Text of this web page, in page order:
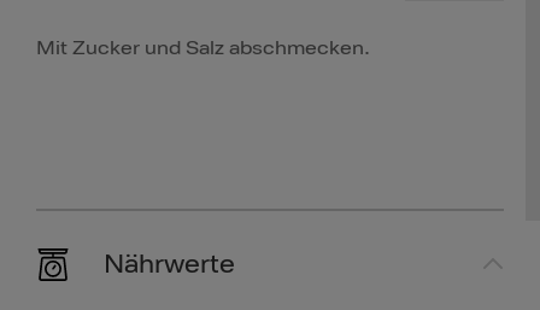
Mit Zucker und Salz abschmecken.
Nährwerte